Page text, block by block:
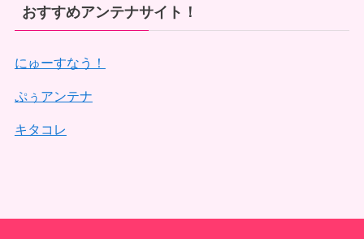
おすすめアンテナサイト！
にゅーすなう！
ぷぅアンテナ
キタコレ